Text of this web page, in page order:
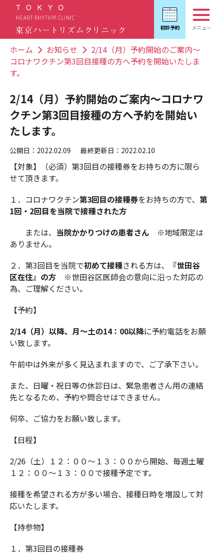
ホーム お知らせ
2/14（月）予約開始のご案内～
コロナワクチン第3回目接種の方へ予約を開始いたしま
す。
2/14（月）予約開始のご案内～コロナワ
クチン第3回目接種の方へ予約を開始い
たします。
公開日：2022.02.09 最終更新日：2022.02.10
【対象】（必須）第3回目の接種券をお持ちの方に限ら
せて頂きます。
１．コロナワクチン第3回目の接種券をお持ちの方で、 第
1回・2回目を当院で接種された方
または、 当院かかりつけの患者さん ※地域限定は
ありません。
２．第3回目を当院で初めて接種される方は、
『世田谷
区在住』の方 ※世田谷区医師会の意向に沿った対応の
為、ご理解ください。
【予約】
2/14（月）以降、月～土の14：00以降に予約電話をお願
い致します。
午前中は外来が多く見込まれますので、ご了承下さい。
また、日曜・祝日等の休診日は、緊急患者さん用の連絡
先となるため、予約や問合せはできません。
何卒、ご協力をお願い致します。
【日程】
2/26（土）１２：００～１３：００から開始、毎週土曜
１２：００～１３：００で接種予定です。
接種を希望される方が多い場合、接種日時を増設して対
応いたします。
【持参物】
１．第3回目の接種券